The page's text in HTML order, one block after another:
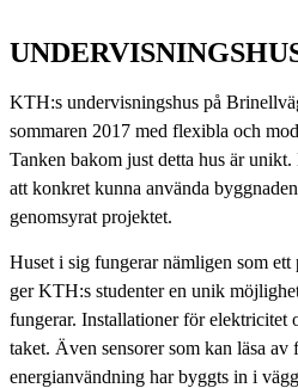
KTH:s undervisningshus på
sommaren 2017 med flexibla och
Tanken bakom just detta hus är
att konkret kunna använda
genomsyrat projektet.
Huset i sig fungerar nämligen som
ger KTH:s studenter en unik
fungerar. Installationer för elektricitet
taket. Även sensorer som kan läsa av
energianvändning har byggts in i